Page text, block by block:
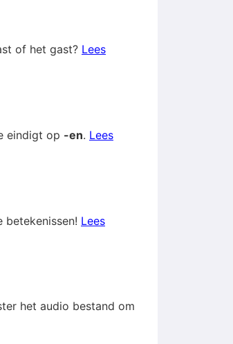
of het gast? Lees
eindigt op -en. Lees
Lees
het audio bestand om